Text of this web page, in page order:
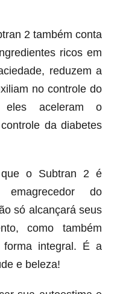
2 também conta
ricos em
reduzem a
no controle do
eles aceleram o
da diabetes
o Subtran 2 é
do
só alcançará seus
como também
integral. É a
e beleza!